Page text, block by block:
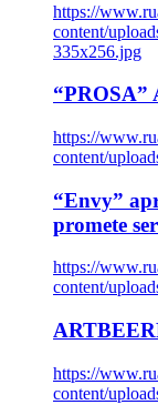
https://
content/
335x256.jpg
“PROSA”
https://
content/
“Envy”
promete
https://
content/
https://
content/